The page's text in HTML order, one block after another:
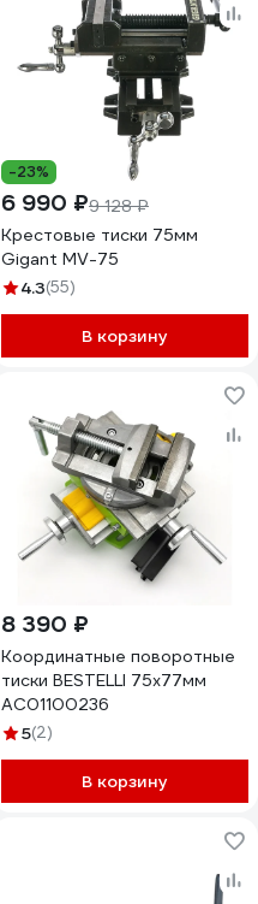
-23%
6 990 ₽9 128 ₽
Крестовые тиски 75мм
Gigant MV-75
4.3(55)
В корзину
8 390 ₽
Координатные поворотные
тиски BESTELLI 75x77мм
AC01100236
5(2)
В корзину